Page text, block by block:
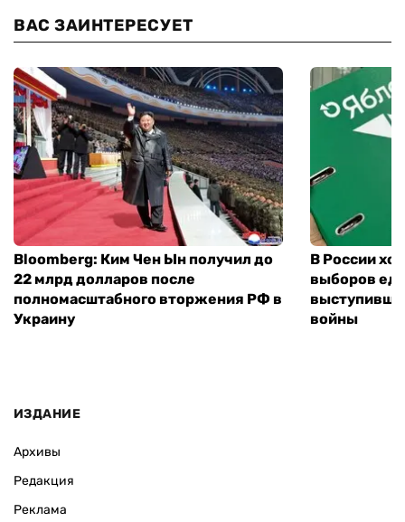
ВАС ЗАИНТЕРЕСУЕТ
Bloomberg: Ким Чен Ын получил до
22 млрд долларов после
полномасштабного вторжения РФ в
Украину
В России
выборов
войны
ИЗДАНИЕ
Архивы
Редакция
Реклама